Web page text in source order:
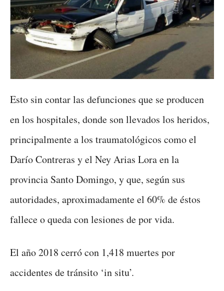
Esto sin contar las defunciones que se producen
en los hospitales, donde son llevados los heridos,
principalmente a los traumatológicos como el
Darío Contreras y el Ney Arias Lora en la
provincia Santo Domingo, y que, según sus
autoridades, aproximadamente el 60% de éstos
fallece o queda con lesiones de por vida.
El año 2018 cerró con 1,418 muertes por
accidentes de tránsito ‘in situ’.